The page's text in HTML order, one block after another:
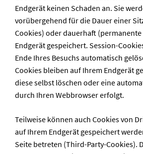
Endgerät keinen Schaden an. Sie
vorübergehend für die Dauer einer
Cookies) oder dauerhaft
Endgerät gespeichert. Session-
Ende Ihres Besuchs automatisch
Cookies bleiben auf Ihrem Endgerät
diese selbst löschen oder eine
durch Ihren Webbrowser erfolgt.
Teilweise können auch Cookies von
auf Ihrem Endgerät gespeichert
Seite betreten (Third-Party-Cookies).